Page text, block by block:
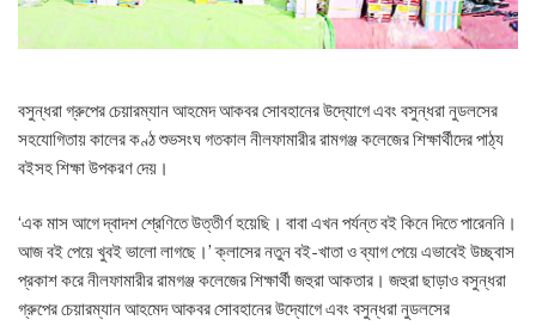
বসুন্ধরা গ্রুপের চেয়ারম্যান আহমেদ আকবর সোবহানের উদ্যোগে এবং বসুন্ধরা নুডলসের
সহযোগিতায় কালের কণ্ঠ শুভসংঘ গতকাল নীলফামারীর রামগঞ্জ কলেজের শিক্ষার্থীদের পাঠ্য
বইসহ শিক্ষা উপকরণ দেয়।
‘এক মাস আগে দ্বাদশ শ্রেণিতে উত্তীর্ণ হয়েছি। বাবা এখন পর্যন্ত বই কিনে দিতে পারেননি।
আজ বই পেয়ে খুবই ভালো লাগছে।’ ক্লাসের নতুন বই-খাতা ও ব্যাগ পেয়ে এভাবেই উচ্ছ্বাস
প্রকাশ করে নীলফামারীর রামগঞ্জ কলেজের শিক্ষার্থী জহুরা আকতার। জহুরা ছাড়াও বসুন্ধরা
গ্রুপের চেয়ারম্যান আহমেদ আকবর সোবহানের উদ্যোগে এবং বসুন্ধরা নুডলসের